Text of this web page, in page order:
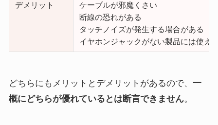
デメリット
ケーブルが邪魔くさい
断線の恐れがある
タッチノイズが発生する場合がある
イヤホンジャックがない製品には使え
どちらにもメリットとデメリットがあるので、 一
概にどちらが優れているとは断言できません。